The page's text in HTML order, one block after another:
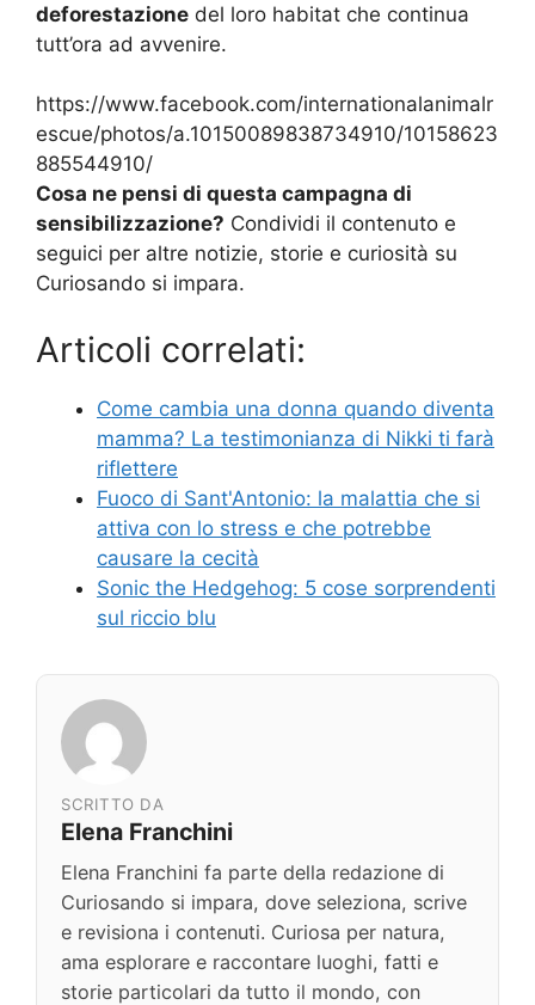
deforestazione del loro habitat che continua
tutt’ora ad avvenire.
https://www.facebook.com/internationalanimalr
escue/photos/a.10150089838734910/10158623
885544910/
Cosa ne pensi di questa campagna di
sensibilizzazione? Condividi il contenuto e
seguici per altre notizie, storie e curiosità su
Curiosando si impara.
Articoli correlati:
Come cambia una donna quando diventa
mamma? La testimonianza di Nikki ti farà
riflettere
Fuoco di Sant'Antonio: la malattia che si
attiva con lo stress e che potrebbe
causare la cecità
Sonic the Hedgehog: 5 cose sorprendenti
sul riccio blu
SCRITTO DA
Elena Franchini
Elena Franchini fa parte della redazione di
Curiosando si impara, dove seleziona, scrive
e revisiona i contenuti. Curiosa per natura,
ama esplorare e raccontare luoghi, fatti e
storie particolari da tutto il mondo, con